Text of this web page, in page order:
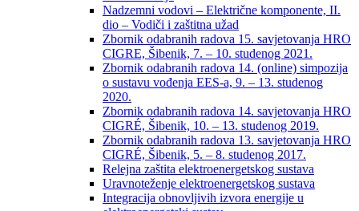
Nadzemni vodovi – Električne komponente, II.
dio – Vodiči i zaštitna užad
Zbornik odabranih radova 15. savjetovanja HRO
CIGRE, Šibenik, 7. – 10. studenog 2021.
Zbornik odabranih radova 14. (online) simpozija
o sustavu vođenja EES-a, 9. – 13. studenog
2020.
Zbornik odabranih radova 14. savjetovanja HRO
CIGRÉ, Šibenik, 10. – 13. studenog 2019.
Zbornik odabranih radova 13. savjetovanja HRO
CIGRÉ, Šibenik, 5. – 8. studenog 2017.
Relejna zaštita elektroenergetskog sustava
Uravnoteženje elektroenergetskog sustava
Integracija obnovljivih izvora energije u